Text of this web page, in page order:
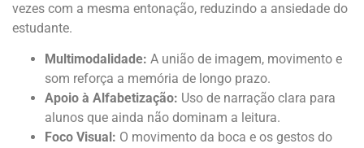
vezes com a mesma entonação, reduzindo a ansiedade do
estudante.
Multimodalidade: A união de imagem, movimento e
som reforça a memória de longo prazo.
Apoio à Alfabetização: Uso de narração clara para
alunos que ainda não dominam a leitura.
Foco Visual: O movimento da boca e os gestos do